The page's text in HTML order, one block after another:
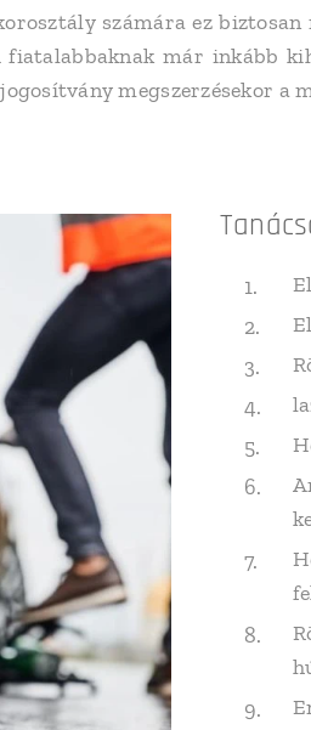
számára ez
fiatalabbaknak már inkább
megszerzésekor a